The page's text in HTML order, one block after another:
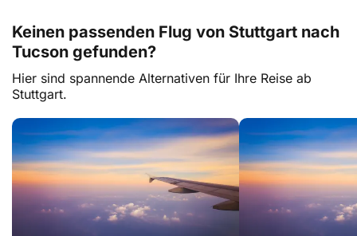
Keinen passenden Flug von Stuttgart nach
Tucson gefunden?
Hier sind spannende Alternativen für Ihre Reise ab
Stuttgart.